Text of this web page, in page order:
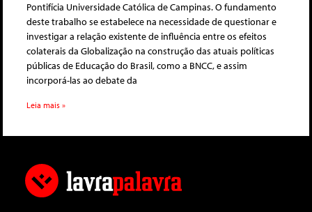
Pontifícia Universidade Católica de Campinas. O fundamento
deste trabalho se estabelece na necessidade de questionar e
investigar a relação existente de influência entre os efeitos
colaterais da Globalização na construção das atuais políticas
públicas de Educação do Brasil, como a BNCC, e assim
incorporá-las ao debate da
Leia mais »